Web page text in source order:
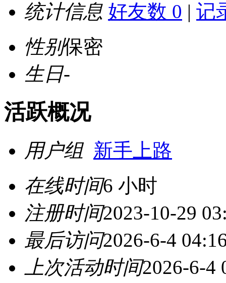
统计信息 好友数 0 | 记
性别保密
生日-
活跃概况
用户组 新手上路
在线时间6 小时
注册时间2023-10-29
最后访问2026-6-4
上次活动时间2026-6-4